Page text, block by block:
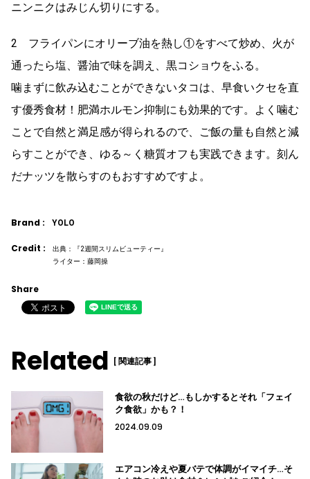
ニンニクはみじん切りにする。
2 フライパンにオリーブ油を熱し①をすべて炒め、火が
通ったら塩、醤油で味を調え、黒コショウをふる。
噛まずに飲み込むことができないタコは、早食いクセを直
す優秀食材！肥満ホルモン抑制にも効果的です。よく噛む
ことで自然と満足感が得られるので、ご飯の量も自然と減
らすことができ、ゆる～く糖質オフも実践できます。刻ん
だナッツを散らすのもおすすめですよ。
Brand : YOLO
Credit :
出典：『2週間スリムビューティー』
ライター：藤岡操
Share
Related [ 関連記事 ]
食欲の秋だけど…もしかするとそれ「フェイ
ク食欲」かも？！
2024.09.09
エアコン冷えや夏バテで体調がイマイチ…そ